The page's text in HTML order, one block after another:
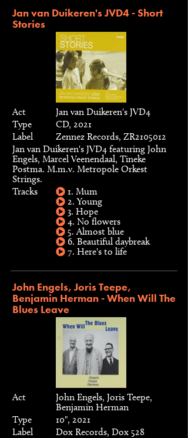
Jan van Duikeren's JVD4 - Short
Stories
Act
Jan van Duikeren's JVD4
Type
CD, 2021
Label
Zennez Records, ZR2105012
Jan van Duikeren's JVD4 featuring John
Engels, Marcel Veenendaal, Tineke
Postma. M.m.v. Metropole Orkest
Strings.
Tracks
1. Mum
2. Young
3. Hope
4. No flowers
5. Almost blue
6. Beautiful daybreak
7. Here's to life
John Engels, Joris Teepe,
Benjamin Herman - When Will The
Blues Leave
Act
John Engels, Joris Teepe,
Benjamin Herman
Type
10", 2021
Label
Dox Records, Dox 528